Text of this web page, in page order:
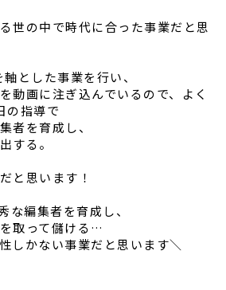
世の中で時代に合った事業だと思
とした事業を行い、
動画に注ぎ込んでいるので、よく
の指導で
者を育成し、
する。
と思います！
な編集者を育成し、
取って儲ける…
しかない事業だと思います＼